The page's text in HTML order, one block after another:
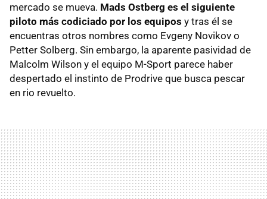
mercado se mueva. Mads Ostberg es el siguiente
piloto más codiciado por los equipos y tras él se
encuentras otros nombres como Evgeny Novikov o
Petter Solberg. Sin embargo, la aparente pasividad de
Malcolm Wilson y el equipo M-Sport parece haber
despertado el instinto de Prodrive que busca pescar
en rio revuelto.